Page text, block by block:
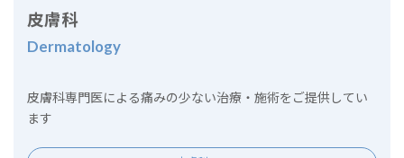
皮膚科
Dermatology
皮膚科専門医による痛みの少ない治療・施術をご提供してい
ます